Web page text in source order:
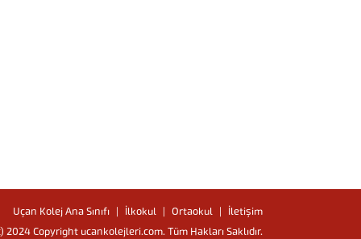
Uçan Kolej Ana Sınıfı İlkokul Ortaokul
İletişim
2024 Copyright ucankolejleri.com. Tüm Hakları Saklıdır.